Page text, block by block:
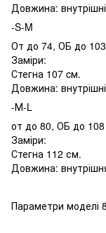
Довжина:
-S-M
От до 74, ОБ до 103
Заміри:
Стегна 107 cм.
Довжина:
-М-L
от до 80, ОБ до 108
Заміри:
Стегна 112 см.
Довжина:
Параметри моделі